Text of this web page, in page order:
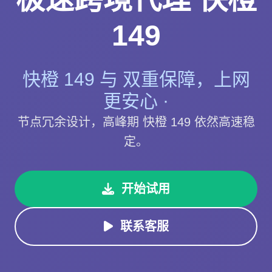
149
快橙 149 与 双重保障，上网
更安心 ·
节点冗余设计，高峰期 快橙 149 依然高速稳
定。
开始试用
联系客服